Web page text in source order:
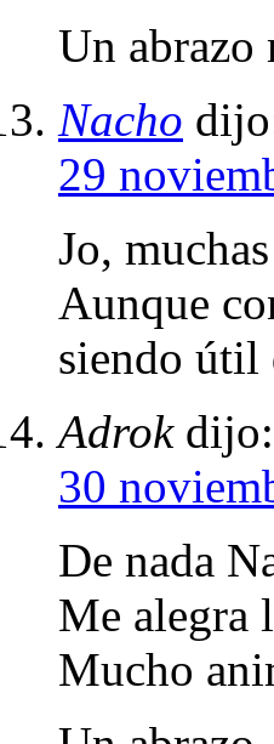
Un abrazo
Nacho
29
Jo,
Aunque
siendo útil
Adrok dijo:
30
De nada
Me alegra
Mucho